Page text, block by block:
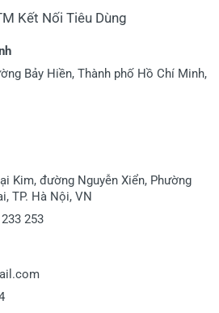
Kết Nối Tiêu Dùng
Bảy Hiền, Thành phố Hồ Chí Minh,
Kim, đường Nguyễn Xiển, Phường
TP. Hà Nội, VN
253